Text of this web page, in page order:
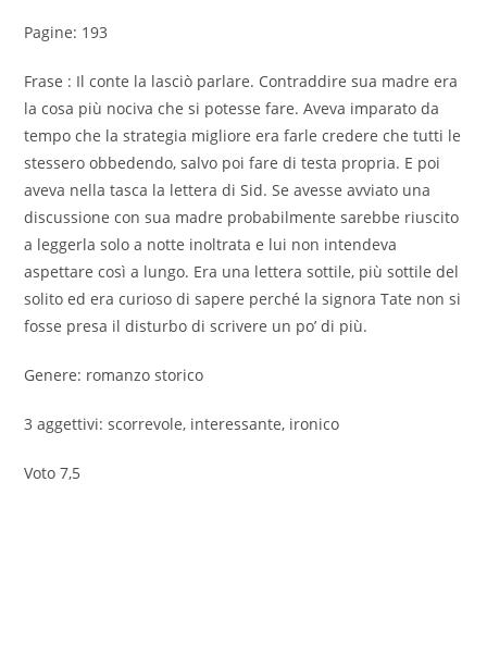
Pagine: 193
Frase : Il conte la lasciò parlare. Contraddire sua madre era
la cosa più nociva che si potesse fare. Aveva imparato da
tempo che la strategia migliore era farle credere che tutti le
stessero obbedendo, salvo poi fare di testa propria. E poi
aveva nella tasca la lettera di Sid. Se avesse avviato una
discussione con sua madre probabilmente sarebbe riuscito
a leggerla solo a notte inoltrata e lui non intendeva
aspettare così a lungo. Era una lettera sottile, più sottile del
solito ed era curioso di sapere perché la signora Tate non si
fosse presa il disturbo di scrivere un po’ di più.
Genere: romanzo storico
3 aggettivi: scorrevole, interessante, ironico
Voto 7,5